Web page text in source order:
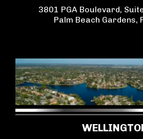
3801 PGA Boulevard,
Palm Beach Gardens,